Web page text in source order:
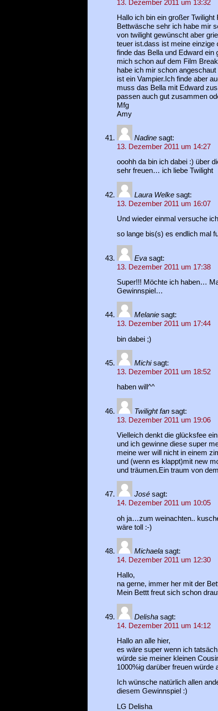
13. Dezember 2011 um 13:32
Hallo ich bin ein großer Twilight
Bettwäsche sehr ich habe mir
von twilight gewünscht aber
teuer ist.dass ist meine
finde das Bella und Edward ein
mich schon auf dem Film
habe ich mir schon
ist ein Vampier.Ich finde aber
muss das Bella mit Edward
passen auch gut zusammen
Mfg
Amy
Nadine sagt:
13. Dezember 2011 um 14:27
ooohh da bin ich dabei :) über
sehr freuen… ich liebe Twilight
Laura Welke sagt:
13. Dezember 2011 um 16:07
Und wieder einmal versuche
so lange bis(s) es endlich mal
Eva sagt:
13. Dezember 2011 um 17:38
Super!!! Möchte ich haben…
Gewinnspiel…
Melanie sagt:
13. Dezember 2011 um 17:44
bin dabei ;)
Michi sagt:
13. Dezember 2011 um 18:52
haben will^^
Twilight fan sagt:
13. Dezember 2011 um 19:06
Vielleich denkt die glücksfee
und ich gewinne diese super
meine wer will nicht in einem
und (wenn es klappt)mit new
und träumen.Ein traum von
José sagt:
14. Dezember 2011 um 10:05
oh ja…zum weinachten..
wäre toll :-)
Michaela sagt:
14. Dezember 2011 um 12:30
Hallo,
na gerne, immer her mit der
Mein Bettt freut sich schon
Delisha sagt:
14. Dezember 2011 um 14:12
Hallo an alle hier,
es wäre super wenn ich
würde sie meiner kleinen
1000%ig darüber freuen würde
Ich wünsche natürlich allen
diesem Gewinnspiel :)
LG Delisha